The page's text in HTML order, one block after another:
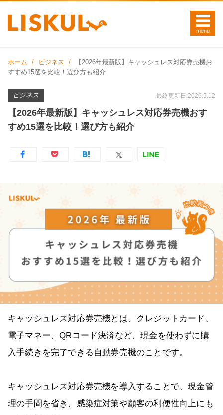
ホーム ビジネス
【2026年最新版】キャッシュレス対応券売機お
すすめ15選を比較！選び方も紹介
ビジネス 最終更新日:2026.5.12
【2026年最新版】キャッシュレス対応券売機おす
すめ15選を比較！選び方も紹介
キャッシュレス対応券売機とは、クレジットカード、
電子マネー、QRコード決済など、現金を使わずに購
入手続きを完了できる自動券売機のことです。
キャッシュレス対応券売機を導入することで、現金管
理の手間を省き、感染症対策や顧客の利便性向上にも